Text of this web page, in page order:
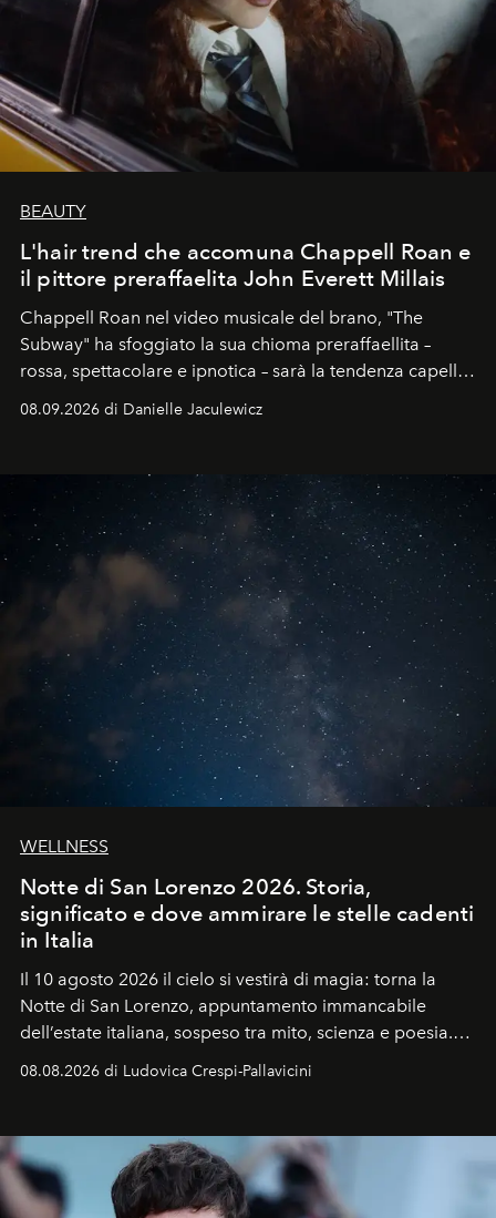
BEAUTY
L'hair trend che accomuna Chappell Roan e
il pittore preraffaelita John Everett Millais
Chappell Roan nel video musicale del brano, "The
Subway" ha sfoggiato la sua chioma preraffaellita –
rossa, spettacolare e ipnotica – sarà la tendenza capelli
08.09.2026 di Danielle Jaculewicz
WELLNESS
Notte di San Lorenzo 2026. Storia,
significato e dove ammirare le stelle cadenti
in Italia
Il 10 agosto 2026 il cielo si vestirà di magia: torna la
Notte di San Lorenzo, appuntamento immancabile
dell’estate italiana, sospeso tra mito, scienza e poesia.
celeste per seguire il passaggio delle
all’universo i desideri più segreti
08.08.2026 di Ludovica Crespi-Pallavicini